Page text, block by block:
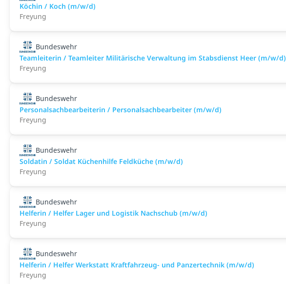
Köchin / Koch (m/w/d)
Freyung
Bundeswehr
Teamleiterin / Teamleiter Militärische Verwaltung im Stabsdienst Heer (m/w/d)
Freyung
Bundeswehr
Personalsachbearbeiterin / Personalsachbearbeiter (m/w/d)
Freyung
Bundeswehr
Soldatin / Soldat Küchenhilfe Feldküche (m/w/d)
Freyung
Bundeswehr
Helferin / Helfer Lager und Logistik Nachschub (m/w/d)
Freyung
Bundeswehr
Helferin / Helfer Werkstatt Kraftfahrzeug- und Panzertechnik (m/w/d)
Freyung